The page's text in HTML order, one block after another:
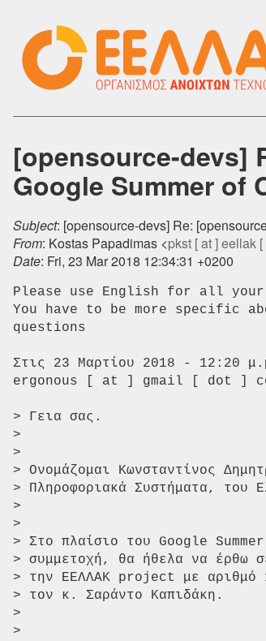
[opensource-devs]
Google Summer of
Subject: [opensource-devs] Re:
From: Kostas Papadimas <pkst [ at ] eellak
Date: Fri, 23 Mar 2018 12:34:31 +0200
Please use English for all
You have to be more specific
questions
Στις 23 Μαρτίου 2018 - 12:20
ergonous [ at ] gmail [ dot ]
> Γεια σας.
>
>
> Ονομάζομαι Κωνσταντίνος
> Πληροφοριακά Συστήματα, του
>
>
> Στο πλαίσιο του Google
> συμμετοχή, θα ήθελα να έρθω
> την ΕΕΛΛΑΚ project με
> τον κ. Σαράντο Καπιδάκη.
>
>